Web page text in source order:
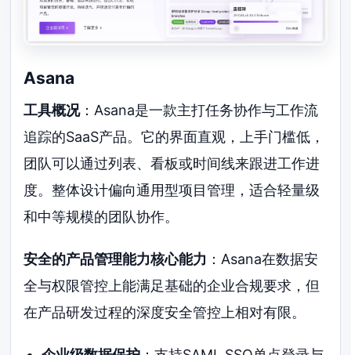
Asana
工具概况：Asana是一款主打任务协作与工作流
追踪的SaaS产品。它的界面直观，上手门槛低，
团队可以通过列表、看板或时间线来跟进工作进
度。整体设计偏向通用型项目管理，适合轻量级
和中等规模的团队协作。
安全的产品管理能力核心能力 ：Asana在数据安
全与权限管控上能满足基础的企业合规要求，但
在产品研发过程的深度安全管控上相对有限。